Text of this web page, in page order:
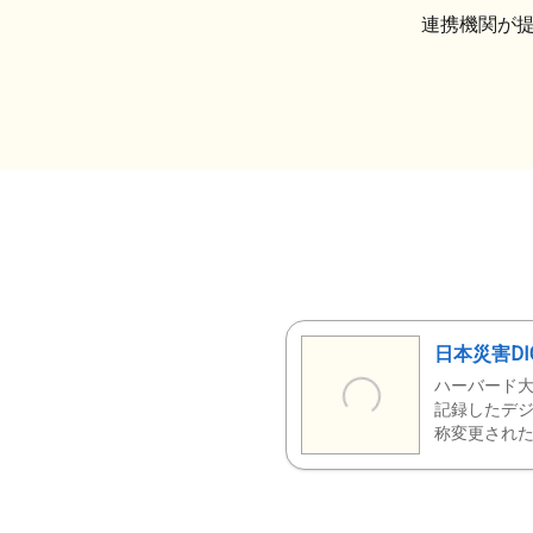
連携機関が
日本災害
ハーバード
記録したデ
称変更された